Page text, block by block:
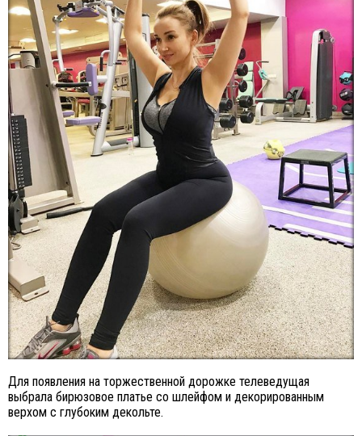
Для появления на торжественной дорожке телеведущая
выбрала бирюзовое платье со шлейфом и декорированным
верхом с глубоким декольте.